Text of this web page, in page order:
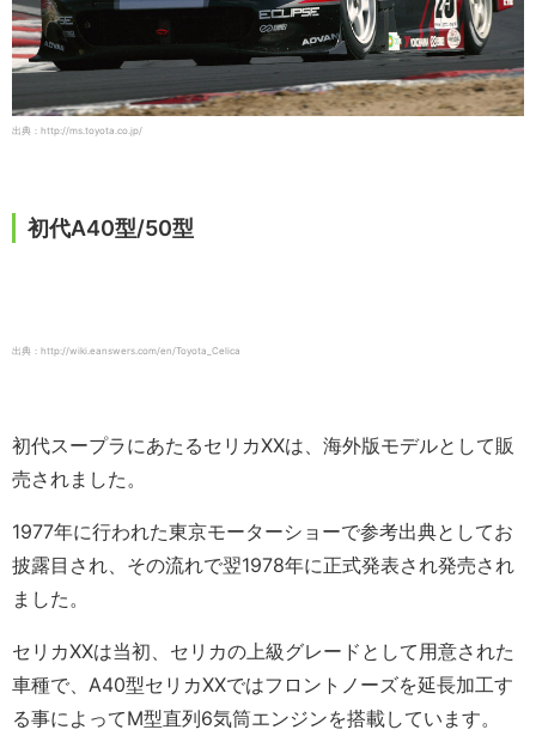
出典：http://ms.toyota.co.jp/
初代A40型/50型
出典：http://wiki.eanswers.com/en/Toyota_Celica
初代スープラにあたるセリカXXは、海外版モデルとして販
売されました。
1977年に行われた東京モーターショーで参考出典としてお
披露目され、その流れで翌1978年に正式発表され発売され
ました。
セリカXXは当初、セリカの上級グレードとして用意された
車種で、A40型セリカXXではフロントノーズを延長加工す
る事によってM型直列6気筒エンジンを搭載しています。